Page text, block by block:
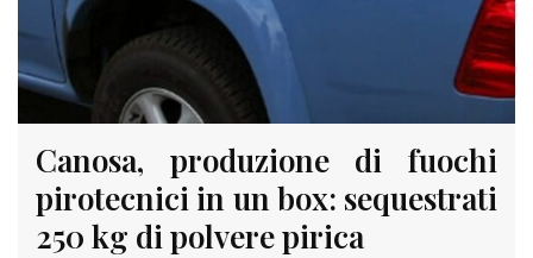
Canosa, produzione di fuochi
pirotecnici in un box: sequestrati
250 kg di polvere pirica